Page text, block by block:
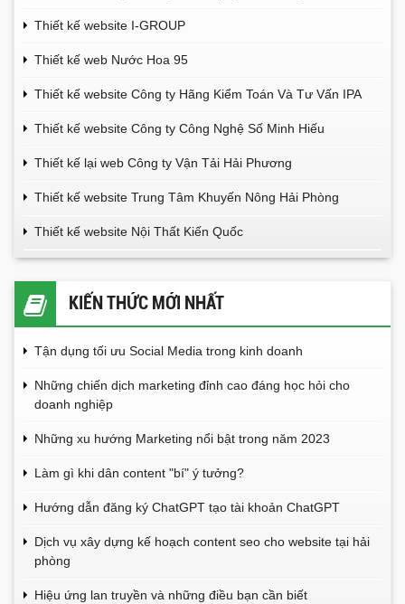
Thiết kế website I-GROUP
Thiết kế web Nước Hoa 95
Thiết kế website Công ty Hãng Kiểm Toán Và Tư Vấn IPA
Thiết kế website Công ty Công Nghệ Số Minh Hiếu
Thiết kế lại web Công ty Vận Tải Hải Phương
Thiết kế website Trung Tâm Khuyến Nông Hải Phòng
Thiết kế website Nội Thất Kiến Quốc
KIẾN THỨC MỚI NHẤT
Tận dụng tối ưu Social Media trong kinh doanh
Những chiến dịch marketing đỉnh cao đáng học hỏi cho
doanh nghiệp
Những xu hướng Marketing nổi bật trong năm 2023
Làm gì khi dân content "bí" ý tưởng?
Hướng dẫn đăng ký ChatGPT tạo tài khoản ChatGPT
Dịch vụ xây dựng kế hoạch content seo cho website tại hải
phòng
Hiệu ứng lan truyền và những điều bạn cần biết